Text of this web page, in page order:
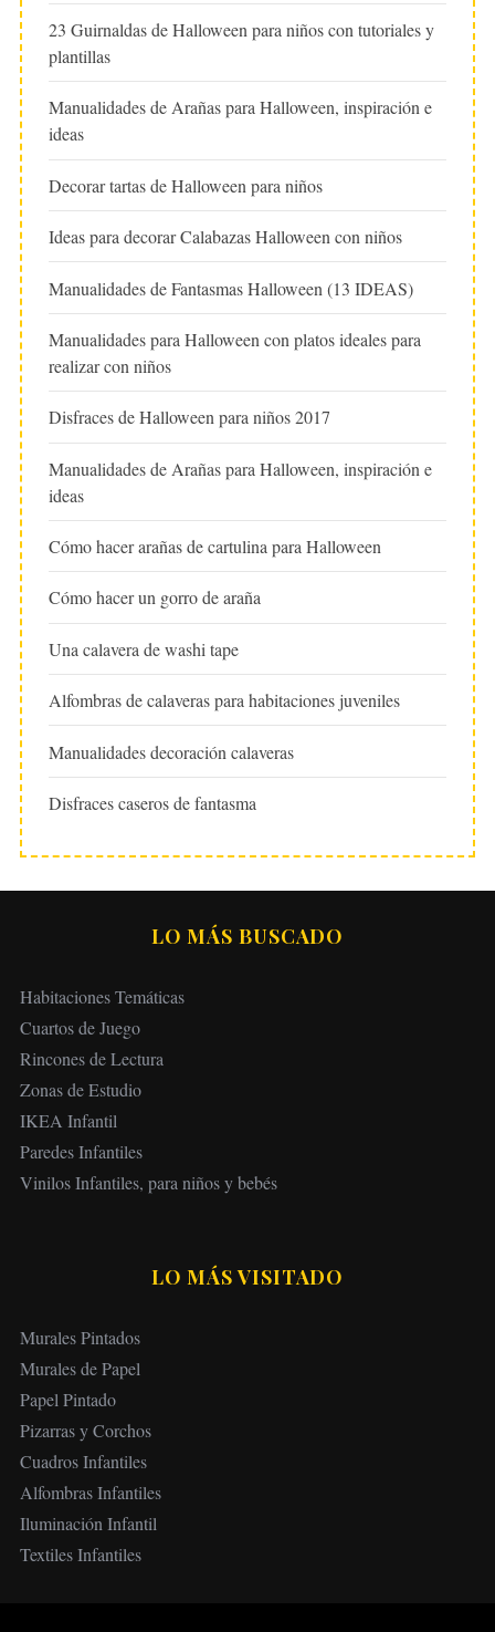
23 Guirnaldas de Halloween para niños con tutoriales y
plantillas
Manualidades de Arañas para Halloween, inspiración e
ideas
Decorar tartas de Halloween para niños
Ideas para decorar Calabazas Halloween con niños
Manualidades de Fantasmas Halloween (13 IDEAS)
Manualidades para Halloween con platos ideales para
realizar con niños
Disfraces de Halloween para niños 2017
Manualidades de Arañas para Halloween, inspiración e
ideas
Cómo hacer arañas de cartulina para Halloween
Cómo hacer un gorro de araña
Una calavera de washi tape
Alfombras de calaveras para habitaciones juveniles
Manualidades decoración calaveras
Disfraces caseros de fantasma
LO MÁS BUSCADO
Habitaciones Temáticas
Cuartos de Juego
Rincones de Lectura
Zonas de Estudio
IKEA Infantil
Paredes Infantiles
Vinilos Infantiles, para niños y bebés
LO MÁS VISITADO
Murales Pintados
Murales de Papel
Papel Pintado
Pizarras y Corchos
Cuadros Infantiles
Alfombras Infantiles
Iluminación Infantil
Textiles Infantiles